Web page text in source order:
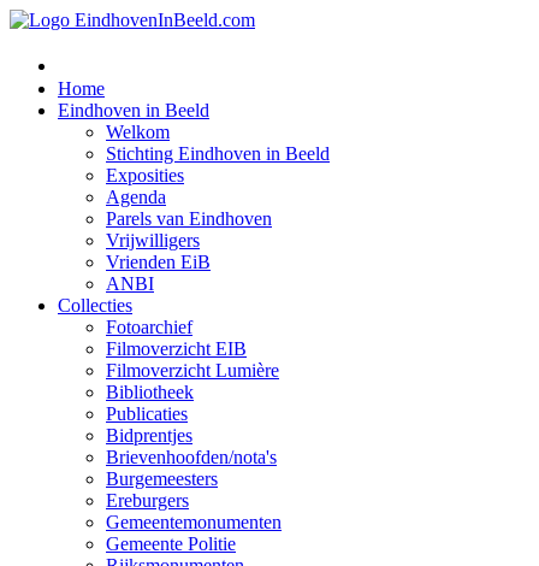
Home
Eindhoven in Beeld
Welkom
Stichting Eindhoven in Beeld
Exposities
Agenda
Parels van Eindhoven
Vrijwilligers
Vrienden EiB
ANBI
Collecties
Fotoarchief
Filmoverzicht EIB
Filmoverzicht Lumière
Bibliotheek
Publicaties
Bidprentjes
Brievenhoofden/nota's
Burgemeesters
Ereburgers
Gemeentemonumenten
Gemeente Politie